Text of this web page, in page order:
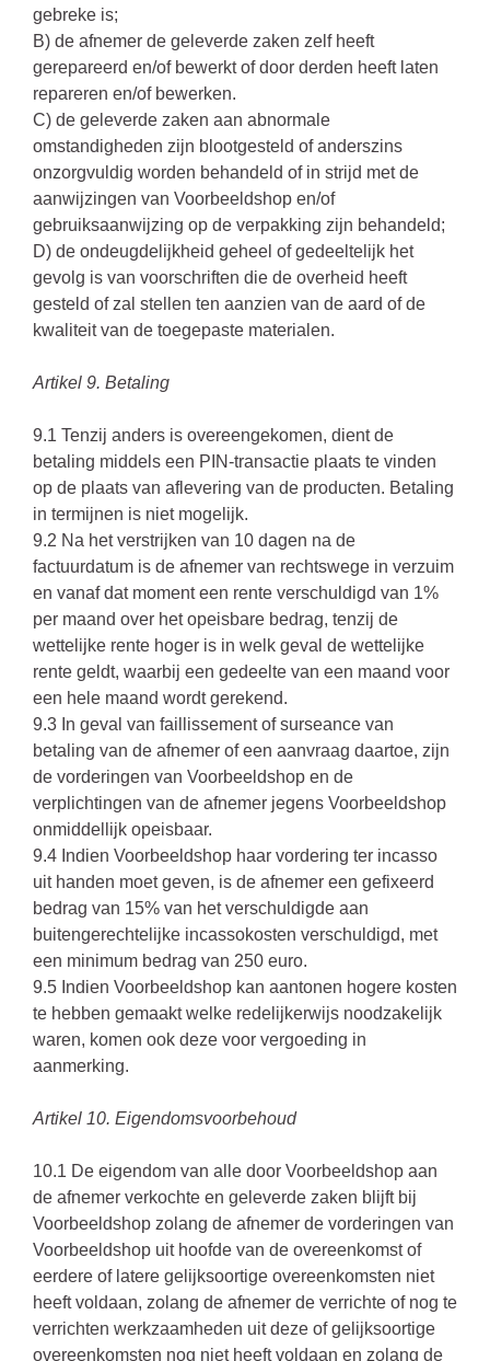
gebreke is;
B) de afnemer de geleverde zaken zelf heeft
gerepareerd en/of bewerkt of door derden heeft laten
repareren en/of bewerken.
C) de geleverde zaken aan abnormale
omstandigheden zijn blootgesteld of anderszins
onzorgvuldig worden behandeld of in strijd met de
aanwijzingen van Voorbeeldshop en/of
gebruiksaanwijzing op de verpakking zijn behandeld;
D) de ondeugdelijkheid geheel of gedeeltelijk het
gevolg is van voorschriften die de overheid heeft
gesteld of zal stellen ten aanzien van de aard of de
kwaliteit van de toegepaste materialen.
Artikel 9. Betaling
9.1 Tenzij anders is overeengekomen, dient de
betaling middels een PIN-transactie plaats te vinden
op de plaats van aflevering van de producten. Betaling
in termijnen is niet mogelijk.
9.2 Na het verstrijken van 10 dagen na de
factuurdatum is de afnemer van rechtswege in verzuim
en vanaf dat moment een rente verschuldigd van 1%
per maand over het opeisbare bedrag, tenzij de
wettelijke rente hoger is in welk geval de wettelijke
rente geldt, waarbij een gedeelte van een maand voor
een hele maand wordt gerekend.
9.3 In geval van faillissement of surseance van
betaling van de afnemer of een aanvraag daartoe, zijn
de vorderingen van Voorbeeldshop en de
verplichtingen van de afnemer jegens Voorbeeldshop
onmiddellijk opeisbaar.
9.4 Indien Voorbeeldshop haar vordering ter incasso
uit handen moet geven, is de afnemer een gefixeerd
bedrag van 15% van het verschuldigde aan
buitengerechtelijke incassokosten verschuldigd, met
een minimum bedrag van 250 euro.
9.5 Indien Voorbeeldshop kan aantonen hogere kosten
te hebben gemaakt welke redelijkerwijs noodzakelijk
waren, komen ook deze voor vergoeding in
aanmerking.
Artikel 10. Eigendomsvoorbehoud
10.1 De eigendom van alle door Voorbeeldshop aan
de afnemer verkochte en geleverde zaken blijft bij
Voorbeeldshop zolang de afnemer de vorderingen van
Voorbeeldshop uit hoofde van de overeenkomst of
eerdere of latere gelijksoortige overeenkomsten niet
heeft voldaan, zolang de afnemer de verrichte of nog te
verrichten werkzaamheden uit deze of gelijksoortige
overeenkomsten nog niet heeft voldaan en zolang de